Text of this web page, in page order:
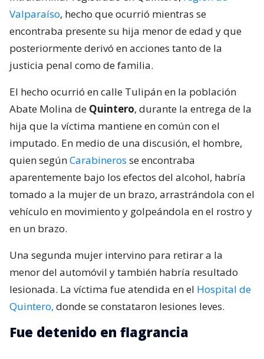
Valparaíso, hecho que ocurrió mientras se
encontraba presente su hija menor de edad y que
posteriormente derivó en acciones tanto de la
justicia penal como de familia.
El hecho ocurrió en calle Tulipán en la población
Abate Molina de Quintero, durante la entrega de la
hija que la víctima mantiene en común con el
imputado. En medio de una discusión, el hombre,
quien segúnCarabineros se encontraba
aparentemente bajo los efectos del alcohol, habría
tomado a la mujer de un brazo, arrastrándola con el
vehículo en movimiento y golpeándola en el rostro y
en un brazo.
Una segunda mujer intervino para retirar a la
menor del automóvil y también habría resultado
lesionada. La víctima fue atendida en el Hospital de
Quintero, donde se constataron lesiones leves.
Fue detenido en flagrancia